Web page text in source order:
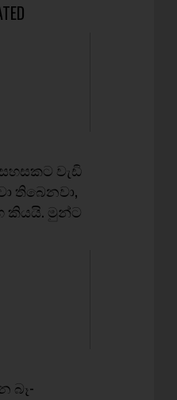
වැඩි
තිබෙනවා,
කියයි. මුන්ට
බෑ-